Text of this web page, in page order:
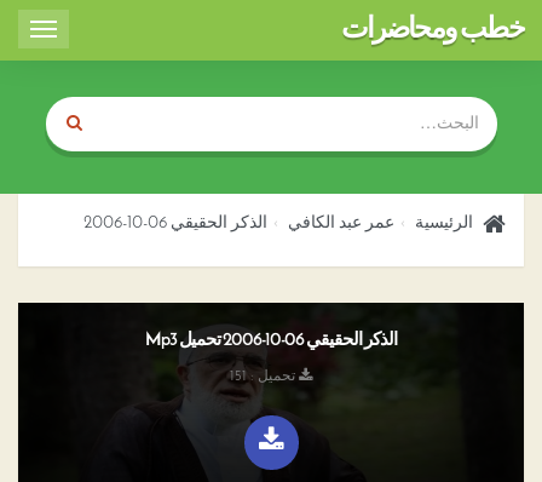
Toggle
خطب ومحاضرات
الرئيسية عمر عبد الكافي الذكر الحقيقي 06-10-2006
الذكر الحقيقي 06-10-2006 تحميل Mp3
تحميل : 151